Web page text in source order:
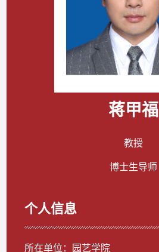
蒋甲福
教授
博士生导师
个人信息
所在单位：园艺学院